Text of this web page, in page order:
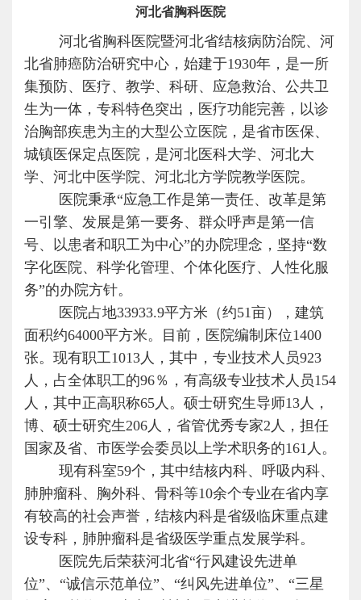
河北省胸科医院
河北省胸科医院暨河北省结核病防治院、河
北省肺癌防治研究中心，始建于1930年，是一所
集预防、医疗、教学、科研、应急救治、公共卫
生为一体，专科特色突出，医疗功能完善，以诊
治胸部疾患为主的大型公立医院，是省市医保、
城镇医保定点医院，是河北医科大学、河北大
学、河北中医学院、河北北方学院教学医院。
医院秉承“应急工作是第一责任、改革是第
一引擎、发展是第一要务、群众呼声是第一信
号、以患者和职工为中心”的办院理念，坚持“数
字化医院、科学化管理、个体化医疗、人性化服
务”的办院方针。
医院占地33933.9平方米（约51亩），建筑
面积约64000平方米。目前，医院编制床位1400
张。现有职工1013人，其中，专业技术人员923
人，占全体职工的96％，有高级专业技术人员154
人，其中正高职称65人。硕士研究生导师13人，
博、硕士研究生206人，省管优秀专家2人，担任
国家及省、市医学会委员以上学术职务的161人。
现有科室59个，其中结核内科、呼吸内科、
肺肿瘤科、胸外科、骨科等10余个专业在省内享
有较高的社会声誉，结核内科是省级临床重点建
设专科，肺肿瘤科是省级医学重点发展学科。
医院先后荣获河北省“行风建设先进单
位”、“诚信示范单位”、“纠风先进单位”、“三星